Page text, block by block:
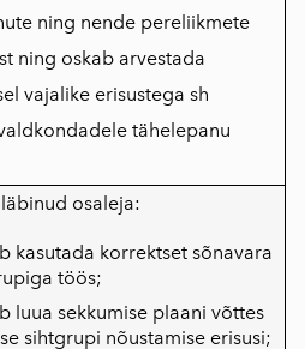
ning nende pereliikmete
ning oskab arvestada
vajalike erisustega sh
tähelepanu
osaleja:
kasutada korrektset sõnavara
töös;
luua sekkumise plaani võttes
sihtgrupi nõustamise erisusi;